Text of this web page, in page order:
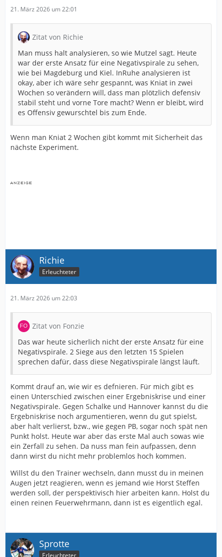
21. März 2026 um 22:01
Zitat von Richie
Man muss halt analysieren, so wie Mutzel sagt. Heute
war der erste Ansatz für eine Negativspirale zu sehen,
wie bei Magdeburg und Kiel. InRuhe analysieren ist
okay, aber ich wäre sehr gespannt, was Kniat in zwei
Wochen so verändern will, dass man plötzlich defensiv
stabil steht und vorne Tore macht? Wenn er bleibt, wird
es Offensiv gewurschtel bis zum Ende.
Wenn man Kniat 2 Wochen gibt kommt mit Sicherheit das
nächste Experiment.
Richie
Erleuchteter
21. März 2026 um 22:03
Zitat von Fonzie
Das war heute sicherlich nicht der erste Ansatz für eine
Negativspirale. 2 Siege aus den letzten 15 Spielen
sprechen dafür, dass diese Negativspirale längst läuft.
Kommt drauf an, wie wir es defnieren. Für mich gibt es
einen Unterschied zwischen einer Ergebniskrise und einer
Negativspirale. Gegen Schalke und Hannover kannst du die
Ergebniskrise noch argumentieren, wenn du gut spielst,
aber halt verlierst, bzw., wie gegen PB, sogar noch spät nen
Punkt holst. Heute war aber das erste Mal auch sowas wie
ein Zerfall zu sehen. Da nuss man fein aufpassen, denn
dann wirst du nicht mehr problemlos hoch kommen.
Willst du den Trainer wechseln, dann musst du in meinen
Augen jetzt reagieren, wenn es jemand wie Horst Steffen
werden soll, der perspektivisch hier arbeiten kann. Holst du
einen reinen Feuerwehrmann, dann ist es eigentlich egal.
Sprotte
Erleuchteter